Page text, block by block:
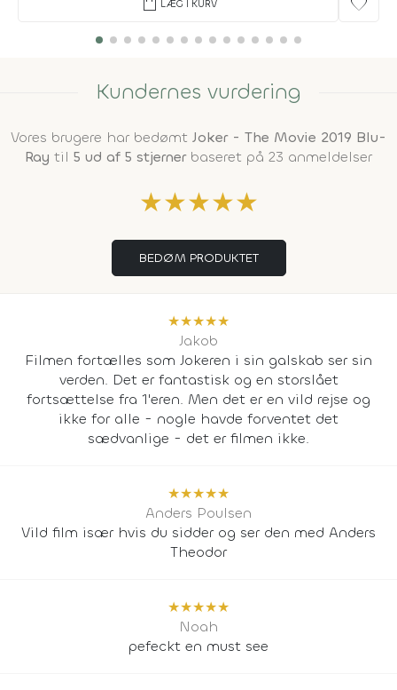
LÆG I KURV
Kundernes vurdering
Vores brugere har bedømt Joker - The Movie 2019 Blu-
Ray til 5 ud af 5 stjernerbaseret på 23 anmeldelser
★★★★★
BEDØM PRODUKTET
★★★★★
Jakob
Filmen fortælles som Jokeren i sin galskab ser sin
verden. Det er fantastisk og en storslået
fortsættelse fra 1'eren. Men det er en vild rejse og
ikke for alle - nogle havde forventet det
sædvanlige - det er filmen ikke.
★★★★★
Anders Poulsen
Vild film især hvis du sidder og ser den med Anders
Theodor
★★★★★
Noah
pefeckt en must see